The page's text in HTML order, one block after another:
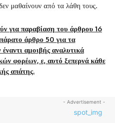
μαθαίνουν από τα λάθη τους.
για παραβίαση του άρθρου 16
άρθρο 50 για τα
αμοιβής αναλυτικά
φορέων, ε, αυτό ξεπερνά κάθε
απάτης.
- Advertisement -